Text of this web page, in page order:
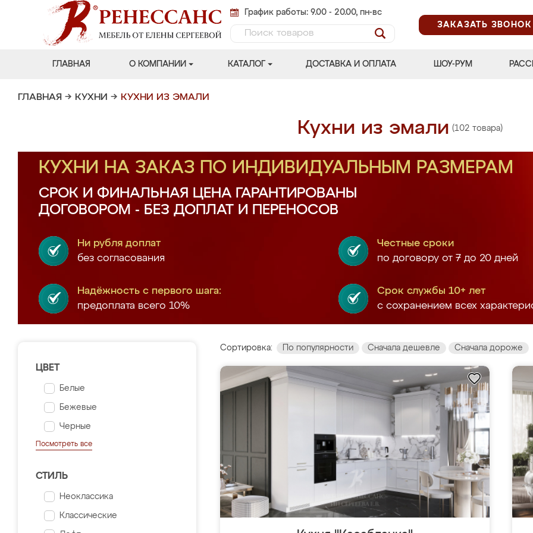
График работы: 9.00 - 20.00, пн-вс
ЗАКАЗАТЬ ЗВОНОК
ГЛАВНАЯ О КОМПАНИИ КАТАЛОГ ДОСТАВКА И ОПЛАТА ШОУ-РУМ
ГЛАВНАЯ → КУХНИ → КУХНИ ИЗ ЭМАЛИ
Кухни из эмали (102 товара)
КУХНИ НА ЗАКАЗ ПО ИНДИВИДУАЛЬНЫМ РАЗМЕРАМ
СРОК И ФИНАЛЬНАЯ ЦЕНА ГАРАНТИРОВАНЫ
ДОГОВОРОМ - БЕЗ ДОПЛАТ И ПЕРЕНОСОВ
Ни рубля доплат
без согласования
Честные сроки
по договору от 7 до 20 дней
Надёжность с первого шага:
предоплата всего 10%
Срок службы 10+ лет
с сохранением всех
ЦВЕТ
Белые
Бежевые
Черные
Посмотреть все
СТИЛЬ
Неоклассика
Классические
Сортировка: По популярности Сначала дешевле Сначала дороже